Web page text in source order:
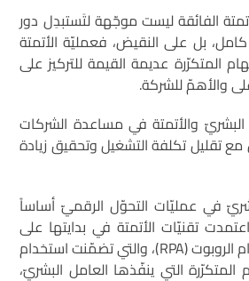
الفائقة ليست موجّهة لتَستبدِل دور
بل على النقيض، فعمليّة الأتمتة
المتكرّرة عديمة القيمة للتركيز على
والأهمّ للشركة.
والأتمتة في مساعدة الشركات
مع تقليل تكلفة التشغيل وتحقيق زيادة
في عمليّات التحوّل الرقميّ أساساً
تقنيّات الأتمتة في بدايتها على
أتمتة العمليّات باستخدام الروبوت (RPA)، والتي تضمّنت استخدام
المتكرّرة التي ينفّذها العامل البشريّ،